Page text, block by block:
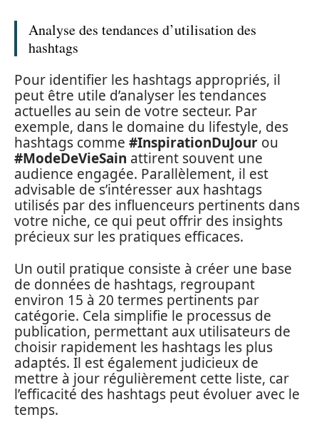
Analyse des tendances d’utilisation des
hashtags
Pour identifier les hashtags appropriés, il
peut être utile d’analyser les tendances
actuelles au sein de votre secteur. Par
exemple, dans le domaine du lifestyle, des
hashtags comme #InspirationDuJour ou
#ModeDeVieSain attirent souvent une
audience engagée. Parallèlement, il est
advisable de s’intéresser aux hashtags
utilisés par des influenceurs pertinents dans
votre niche, ce qui peut offrir des insights
précieux sur les pratiques efficaces.
Un outil pratique consiste à créer une base
de données de hashtags, regroupant
environ 15 à 20 termes pertinents par
catégorie. Cela simplifie le processus de
publication, permettant aux utilisateurs de
choisir rapidement les hashtags les plus
adaptés. Il est également judicieux de
mettre à jour régulièrement cette liste, car
l’efficacité des hashtags peut évoluer avec le
temps.